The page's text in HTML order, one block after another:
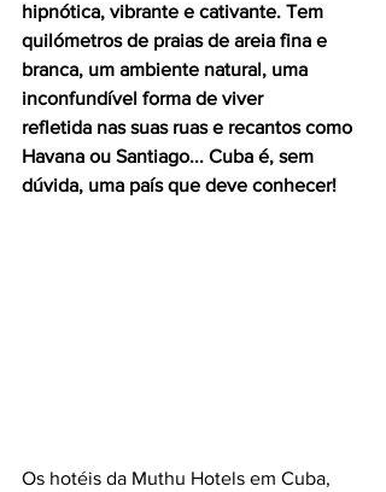
hipnótica, vibrante e cativante. Tem
quilómetros de praias de areia fina e
branca, um ambiente natural, uma
inconfundível forma de viver
refletida nas suas ruas e recantos como
Havana ou Santiago... Cuba é, sem
dúvida, uma país que deve conhecer!
Os hotéis da Muthu Hotels em Cuba,